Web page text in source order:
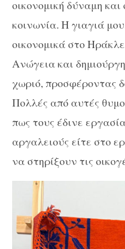
οικονομική δύναμη
κοινωνία. Η γιαγιά
οικονομικά στο
Ανώγεια και
χωριό, προσφέροντας
Πολλές από αυτές
πως τους έδινε
αργαλειούς είτε στο
να στηρίξουν τις